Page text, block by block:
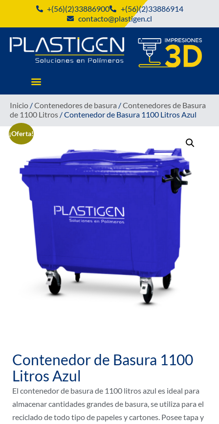
+(56)(2)33886900
+(56)(2)33886914
contacto@plastigen.cl
Inicio /Contenedores de basura /Contenedores de Basura
de 1100 Litros / Contenedor de Basura 1100 Litros Azul
¡Oferta!
Contenedor de Basura 1100
Litros Azul
El contenedor de basura de 1100 litros azul es ideal para
almacenar cantidades grandes de basura, se utiliza para el
reciclado de todo tipo de papeles y cartones. Posee tapa y